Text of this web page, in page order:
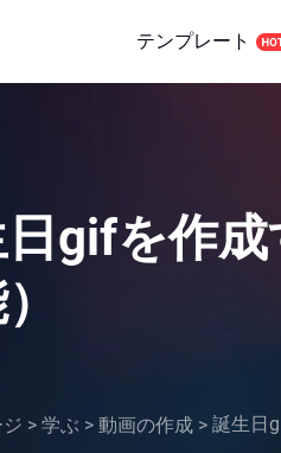
テンプレート
gifを作
> 学ぶ > 動画の作成 > 誕生日